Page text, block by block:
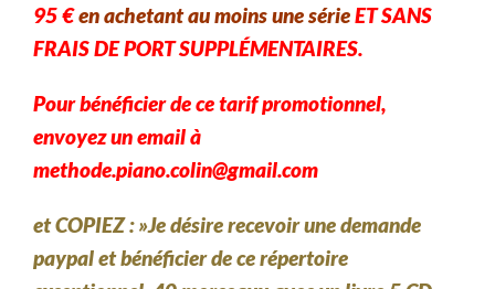
95 €en achetant au moins une sérieET SANS
FRAIS DE PORT SUPPLÉMENTAIRES.
Pour bénéficier de ce tarif promotionnel,
envoyez un email à
methode.piano.colin@gmail.com
et COPIEZ : »Je désire recevoir une demande
paypal et bénéficier de ce répertoire